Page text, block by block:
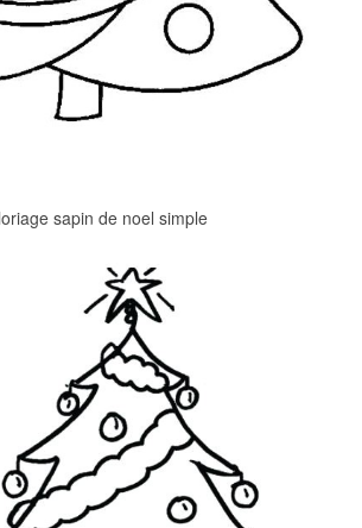
sapin de noel simple